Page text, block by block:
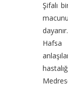
Şifalı